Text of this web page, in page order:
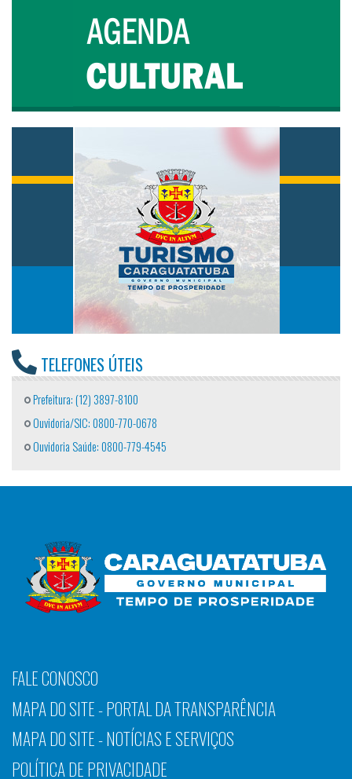
TELEFONES ÚTEIS
Prefeitura: (12) 3897-8100
Ouvidoria/SIC: 0800-770-0678
Ouvidoria Saúde: 0800-779-4545
FALE CONOSCO
MAPA DO SITE - PORTAL DA TRANSPARÊNCIA
MAPA DO SITE - NOTÍCIAS E SERVIÇOS
POLÍTICA DE PRIVACIDADE